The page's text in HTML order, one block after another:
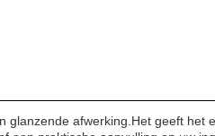
Frames for
afwerking.Het geeft het